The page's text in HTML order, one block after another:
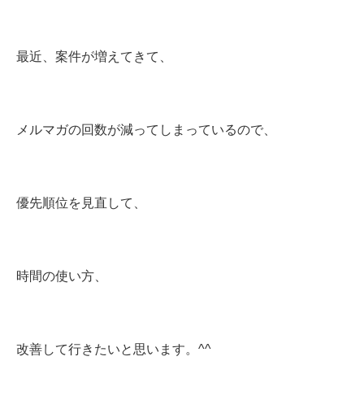
最近、案件が増えてきて、
メルマガの回数が減ってしまっているので、
優先順位を見直して、
時間の使い方、
改善して行きたいと思います。^^